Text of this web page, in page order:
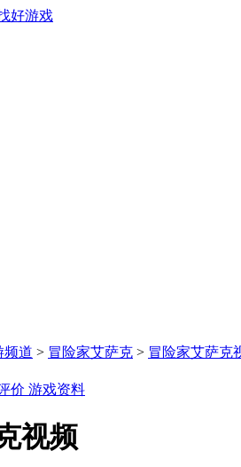
频道 > 冒险家艾萨克 > 冒险家艾萨克
价 游戏资料
视频